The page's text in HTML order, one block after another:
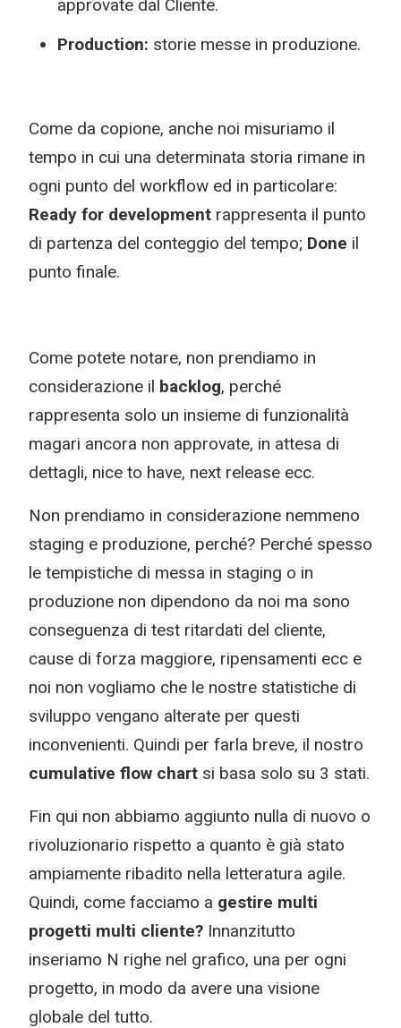
approvate dal Cliente.
Production: storie messe in produzione.
Come da copione, anche noi misuriamo il
tempo in cui una determinata storia rimane in
ogni punto del workflow ed in particolare:
Ready for development rappresenta il punto
di partenza del conteggio del tempo; Done il
punto finale.
Come potete notare, non prendiamo in
considerazione il backlog, perché
rappresenta solo un insieme di funzionalità
magari ancora non approvate, in attesa di
dettagli, nice to have, next release ecc.
Non prendiamo in considerazione nemmeno
staging e produzione, perché? Perché spesso
le tempistiche di messa in staging o in
produzione non dipendono da noi ma sono
conseguenza di test ritardati del cliente,
cause di forza maggiore, ripensamenti ecc e
noi non vogliamo che le nostre statistiche di
sviluppo vengano alterate per questi
inconvenienti. Quindi per farla breve, il nostro
cumulative flow chart si basa solo su 3 stati.
Fin qui non abbiamo aggiunto nulla di nuovo o
rivoluzionario rispetto a quanto è già stato
ampiamente ribadito nella letteratura agile.
Quindi, come facciamo a gestire multi
progetti multi cliente? Innanzitutto
inseriamo N righe nel grafico, una per ogni
progetto, in modo da avere una visione
globale del tutto.